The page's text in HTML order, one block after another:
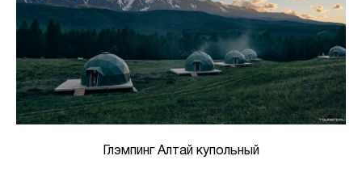
Глэмпинг Алтай купольный